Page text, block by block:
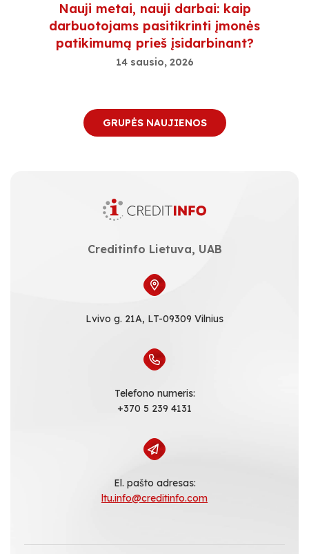
Nauji metai, nauji darbai: kaip
darbuotojams pasitikrinti įmonės
patikimumą prieš įsidarbinant?
14 sausio, 2026
GRUPĖS NAUJIENOS
Creditinfo Lietuva, UAB
Lvivo g. 21A, LT-09309 Vilnius
Telefono numeris:
+370 5 239 4131
El. pašto adresas:
ltu.info@creditinfo.com